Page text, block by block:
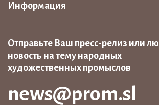
Информация
Отправьте Ваш пресс-релиз или
новость на тему народных
художественных промыслов
news@prom.sl